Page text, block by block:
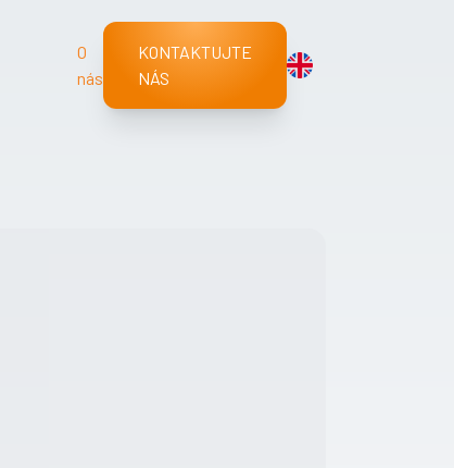
O
nás
KONTAKTUJTE
NÁS